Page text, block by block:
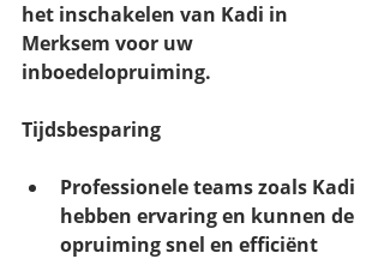
het inschakelen van Kadi in
Merksem voor uw
inboedelopruiming.
Tijdsbesparing
Professionele teams zoals Kadi
hebben ervaring en kunnen de
opruiming snel en efficiënt